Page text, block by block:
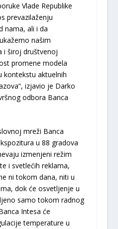
Vlade Republike
prevazilaženju
nama, ali i da
našim
i široj društvenoj
promene modela
kontekstu aktuelnih
izjavio je Darko
odbora Banca
mreži Banca
u 88 gradova
izmenjeni režim
i svetlećih reklama,
ni tokom dana, niti u
dok će osvetljenje u
samo tokom radnog
Intesa će
temperature u